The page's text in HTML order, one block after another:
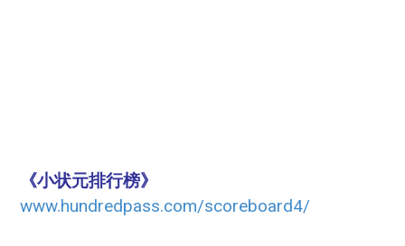
《小状元排行榜》
www.hundredpass.com/scoreboard4/